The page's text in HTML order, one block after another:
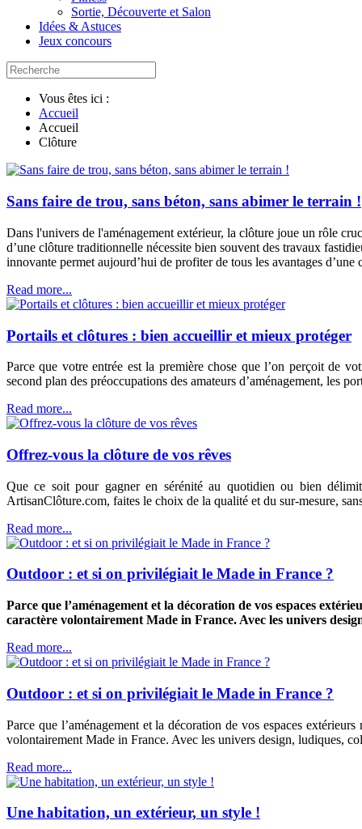
Sortie, Découverte et Salon
Idées & Astuces
Jeux concours
Vous êtes ici :
Accueil
Accueil
Clôture
Sans faire de trou, sans béton, sans abimer le terrain !
Dans l'univers de l'aménagement extérieur, la clôture joue un rôle
d’une clôture traditionnelle nécessite bien souvent des travaux
innovante permet aujourd’hui de profiter de tous les avantages
Read more...
Portails et clôtures : bien accueillir et mieux protéger
Parce que votre entrée est la première chose que l’on perçoit de
second plan des préoccupations des amateurs d’aménagement, les
Read more...
Offrez-vous la clôture de vos rêves
Que ce soit pour gagner en sérénité au quotidien ou bien
ArtisanClôture.com, faites le choix de la qualité et du sur-mesure,
Read more...
Outdoor : et si on privilégiait le Made in France ?
Parce que l’aménagement et la décoration de vos espaces
caractère volontairement Made in France. Avec les univers
Read more...
Outdoor : et si on privilégiait le Made in France ?
Parce que l’aménagement et la décoration de vos espaces
volontairement Made in France. Avec les univers design, ludiques,
Read more...
Une habitation, un extérieur, un style !